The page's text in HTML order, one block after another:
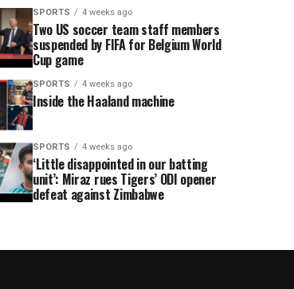
SPORTS 4 weeks ago
Two US soccer team staff members
suspended by FIFA for Belgium World
Cup game
SPORTS 4 weeks ago
Inside the Haaland machine
SPORTS 4 weeks ago
‘Little disappointed in our batting
unit’: Miraz rues Tigers’ ODI opener
defeat against Zimbabwe